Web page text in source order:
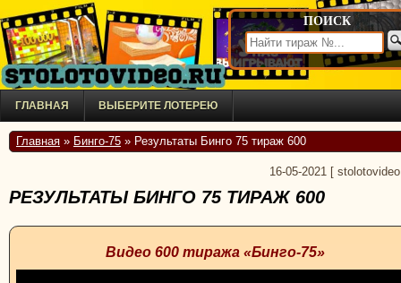
ПОИСК
ГЛАВНАЯ ВЫБЕРИТЕ ЛОТЕРЕЮ
Главная » Бинго-75 » Результаты Бинго 75 тираж 600
16-05-2021
РЕЗУЛЬТАТЫ БИНГО 75 ТИРАЖ 600
Видео 600 тиража «Бинго-75»